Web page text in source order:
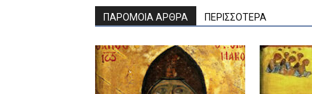
ΠΑΡΟΜΟΙΑ ΑΡΘΡΑ ΠΕΡΙΣΣΟΤΕΡΑ